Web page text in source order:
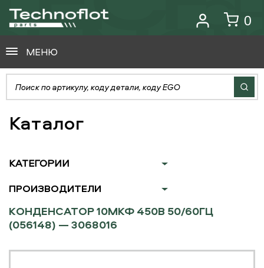
0
МЕНЮ
Каталог
КАТЕГОРИИ
ПРОИЗВОДИТЕЛИ
КОНДЕНСАТОР 10МКФ 450В 50/60ГЦ
(056148) — 3068016